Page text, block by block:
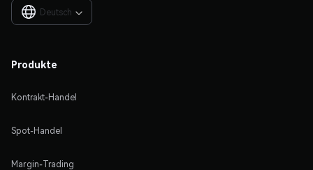
Deutsch 
Produkte
Kontrakt-Handel
Spot-Handel
Margin-Trading